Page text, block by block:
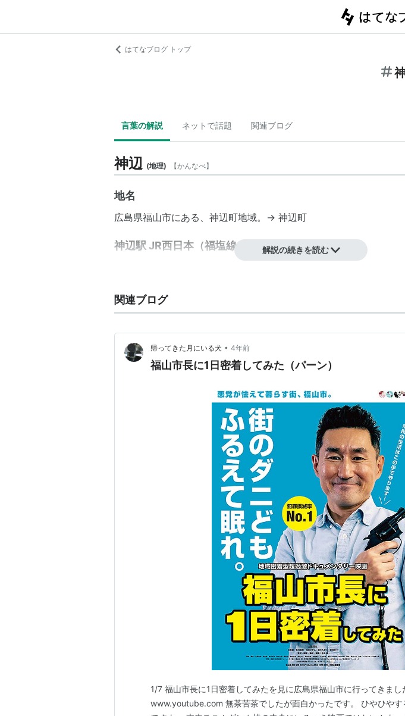
はてなブログ トップ
言葉の解説 ネットで話題 関連ブログ
神辺 (地理) 【かんなべ】
地名
広島県福山市にある、 神辺町地域。→ 神辺町
神辺駅 JR西日本（福塩線）・井原鉄道（井原線）
○リスト：駅キーワード
解説の続きを読む
関連ブログ
帰ってきた月にいる犬 • 4年前
福山市長に1日密着してみた（パーン）
1/7 福山市長に1日密着してみたを見に広島県福山市に行ってきまし
www.youtube.com 無茶苦茶でしたが面白かったです。 ひやひやす